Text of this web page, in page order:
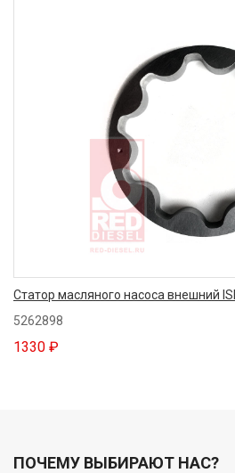
Статор масляного насоса внешний
5262898
1330 ₽
ПОЧЕМУ ВЫБИРАЮТ НАС?